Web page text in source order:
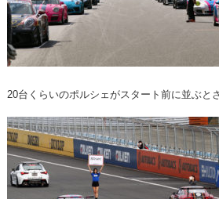
20台くらいのポルシェがスタート前に並ぶと